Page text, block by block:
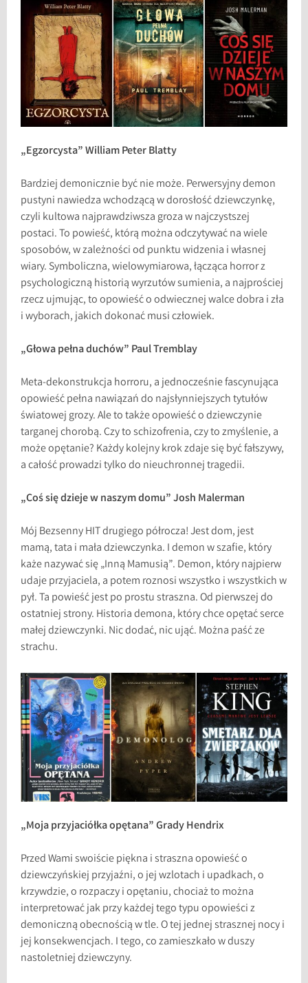
„Egzorcysta” William Peter Blatty
Bardziej demonicznie być nie może. Perwersyjny demon
pustyni nawiedza wchodzącą w dorosłość dziewczynkę,
czyli kultowa najprawdziwsza groza w najczystszej
postaci. To powieść, którą można odczytywać na wiele
sposobów, w zależności od punktu widzenia i własnej
wiary. Symboliczna, wielowymiarowa, łącząca horror z
psychologiczną historią wyrzutów sumienia, a najprościej
rzecz ujmując, to opowieść o odwiecznej walce dobra i zła
i wyborach, jakich dokonać musi człowiek.
„Głowa pełna duchów” Paul Tremblay
Meta-dekonstrukcja horroru, a jednocześnie fascynująca
opowieść pełna nawiązań do najsłynniejszych tytułów
światowej grozy. Ale to także opowieść o dziewczynie
targanej chorobą. Czy to schizofrenia, czy to zmyślenie, a
może opętanie? Każdy kolejny krok zdaje się być fałszywy,
a całość prowadzi tylko do nieuchronnej tragedii.
„Coś się dzieje w naszym domu” Josh Malerman
Mój Bezsenny HIT drugiego półrocza! Jest dom, jest
mamą, tata i mała dziewczynka. I demon w szafie, który
każe nazywać się „Inną Mamusią”. Demon, który najpierw
udaje przyjaciela, a potem roznosi wszystko i wszystkich w
pył. Ta powieść jest po prostu straszna. Od pierwszej do
ostatniej strony. Historia demona, który chce opętać serce
małej dziewczynki. Nic dodać, nic ująć. Można paść ze
strachu.
„Moja przyjaciółka opętana” Grady Hendrix
Przed Wami swoiście piękna i straszna opowieść o
dziewczyńskiej przyjaźni, o jej wzlotach i upadkach, o
krzywdzie, o rozpaczy i opętaniu, chociaż to można
interpretować jak przy każdej tego typu opowieści z
demoniczną obecnością w tle. O tej jednej strasznej nocy i
jej konsekwencjach. I tego, co zamieszkało w duszy
nastoletniej dziewczyny.